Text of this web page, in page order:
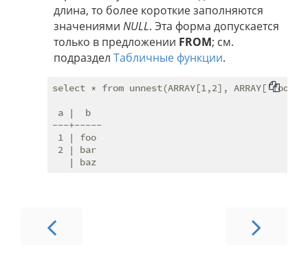
длина, то более короткие заполняются
значениями NULL. Эта форма допускается
только в предложении FROM; см.
подраздел Табличные функции.
select * from unnest(ARRAY[1,2],
a |  b
---+-----
1 | foo
2 | bar